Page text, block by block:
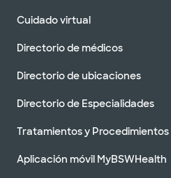
Cuidado virtual
Directorio de médicos
Directorio de ubicaciones
Directorio de Especialidades
Tratamientos y Procedimientos
Aplicación móvil MyBSWHealth